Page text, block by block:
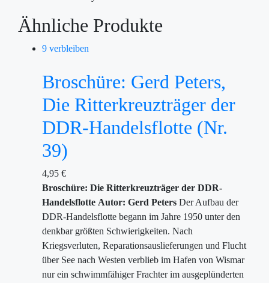
Ähnliche Produkte
9 verbleiben
Broschüre: Gerd Peters,
Die Ritterkreuzträger der
DDR-Handelsflotte (Nr.
39)
4,95 €
Broschüre: Die Ritterkreuzträger der DDR-
Handelsflotte Autor: Gerd Peters Der Aufbau der
DDR-Handelsflotte begann im Jahre 1950 unter den
denkbar größten Schwierigkeiten. Nach
Kriegsverluten, Reparationsauslieferungen und Flucht
über See nach Westen verblieb im Hafen von Wismar
nur ein schwimmfähiger Frachter im ausgeplünderten